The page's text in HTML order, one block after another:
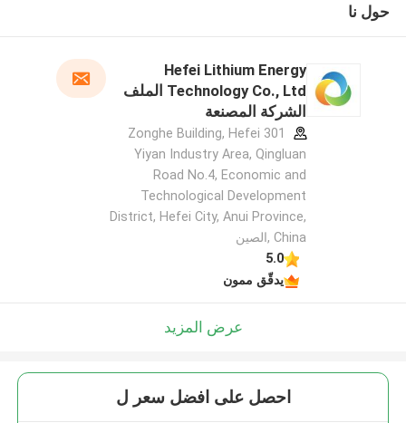
حول نا
Hefei Lithium Energy
Technology Co., Ltd الملف
الشركة المصنعة
301 Zonghe Building, Hefei
Yiyan Industry Area, Qingluan
Road No.4, Economic and
Technological Development
District, Hefei City, Anui Province,
China ,الصين
5.0
يدقّق ممون
عرض المزيد
احصل على افضل سعر ل